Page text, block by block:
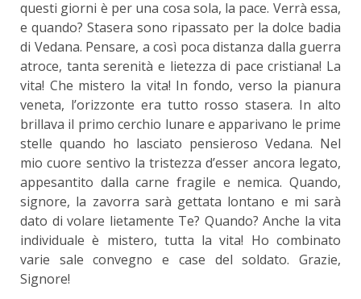
questi giorni è per una cosa sola, la pace. Verrà essa,
e quando? Stasera sono ripassato per la dolce badia
di Vedana. Pensare, a così poca distanza dalla guerra
atroce, tanta serenità e lietezza di pace cristiana! La
vita! Che mistero la vita! In fondo, verso la pianura
veneta, l’orizzonte era tutto rosso stasera. In alto
brillava il primo cerchio lunare e apparivano le prime
stelle quando ho lasciato pensieroso Vedana. Nel
mio cuore sentivo la tristezza d’esser ancora legato,
appesantito dalla carne fragile e nemica. Quando,
signore, la zavorra sarà gettata lontano e mi sarà
dato di volare lietamente Te? Quando? Anche la vita
individuale è mistero, tutta la vita! Ho combinato
varie sale convegno e case del soldato. Grazie,
Signore!